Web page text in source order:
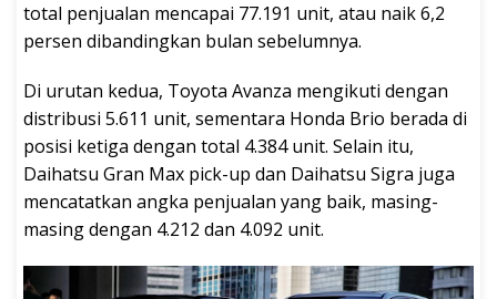
total penjualan mencapai 77.191 unit, atau naik 6,2
persen dibandingkan bulan sebelumnya.
Di urutan kedua, Toyota Avanza mengikuti dengan
distribusi 5.611 unit, sementara Honda Brio berada di
posisi ketiga dengan total 4.384 unit. Selain itu,
Daihatsu Gran Max pick-up dan Daihatsu Sigra juga
mencatatkan angka penjualan yang baik, masing-
masing dengan 4.212 dan 4.092 unit.